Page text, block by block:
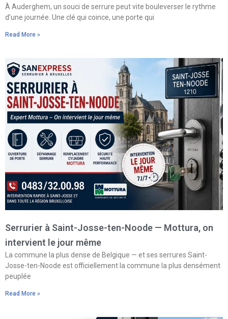
À Auderghem, un souci de serrure peut vite bouleverser le rythme
d’une journée. Une clé qui coince, une porte qui
Read More »
Serrurier à Saint-Josse-ten-Noode — Mottura, on
intervient le jour même
La commune la plus dense de Belgique — et ses serrures Saint-
Josse-ten-Noode est officiellement la commune la plus densément
peuplée
Read More »